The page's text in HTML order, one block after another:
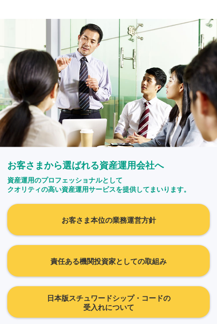
お客さまから選ばれる資産運用会社へ
資産運用のプロフェッショナルとして
クオリティの高い資産運用サービスを提供してまいります。
お客さま本位の業務運営方針
責任ある機関投資家としての取組み
日本版スチュワードシップ・コードの
受入れについて